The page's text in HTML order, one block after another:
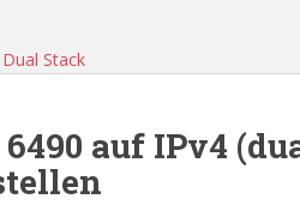
auf IPv4